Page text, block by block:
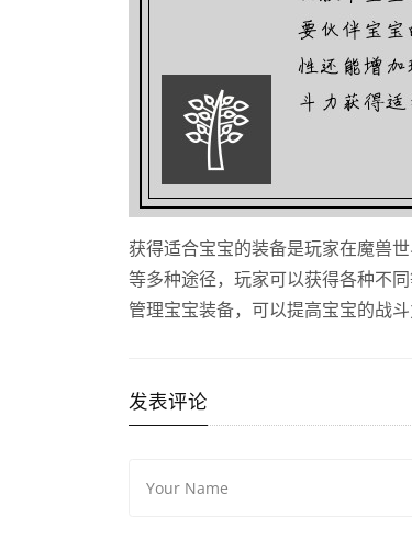
获得适合宝宝的装备是玩家在魔兽
等多种途径，玩家可以获得各种不
管理宝宝装备，可以提高宝宝的战
发表评论